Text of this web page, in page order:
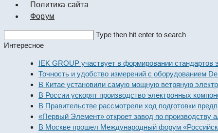
Политика сайта
Форум
this
Type then hit enter to search
Интересное
IEK GROUP участвует в формировании стандартов
Точность и удобство измерений с оборудованием Dekraft
В Китае установили самую мощную ветряную
В России ускорят производство электронных
В Правительстве рассмотрели ход подготовки
«Первый Элемент» откроет завод по производству
В Москве прошел Международный форум «Российская